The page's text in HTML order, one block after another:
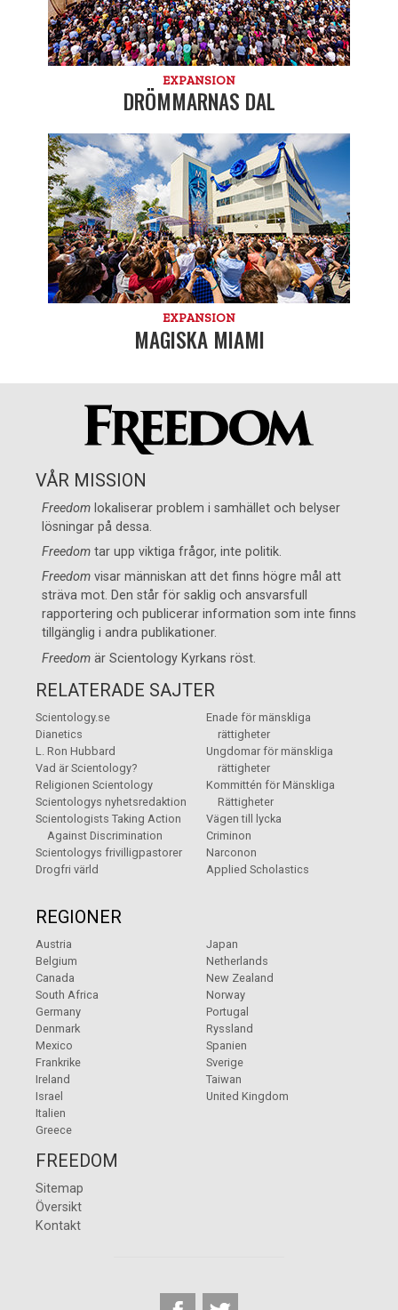
EXPANSION
DRÖMMARNAS DAL
EXPANSION
MAGISKA MIAMI
VÅR MISSION
Freedom lokaliserar problem i samhället och belyser
lösningar på dessa.
Freedom tar upp viktiga frågor, inte politik.
Freedom visar människan att det finns högre mål att
sträva mot. Den står för saklig och ansvarsfull
rapportering och publicerar information som inte finns
tillgänglig i andra publikationer.
Freedom ärScientology Kyrkans röst.
RELATERADE SAJTER
Scientology.se
Dianetics
L. Ron Hubbard
Vad är Scientology?
Religionen Scientology
Scientologys nyhetsredaktion
Scientologists Taking Action
Against Discrimination
Scientologys frivilligpastorer
Drogfri värld
Enade för mänskliga
rättigheter
Ungdomar för mänskliga
rättigheter
Kommittén för Mänskliga
Rättigheter
Vägen till lycka
Criminon
Narconon
Applied Scholastics
REGIONER
Austria
Belgium
Canada
South Africa
Germany
Denmark
Mexico
Frankrike
Ireland
Israel
Italien
Greece
Japan
Netherlands
New Zealand
Norway
Portugal
Ryssland
Spanien
Sverige
Taiwan
United Kingdom
FREEDOM
Sitemap
Översikt
Kontakt